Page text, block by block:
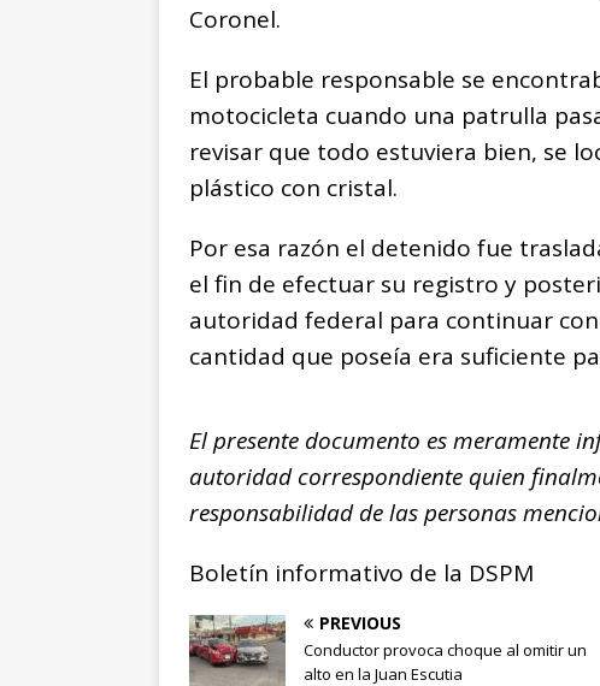
Coronel.
El probable responsable se
motocicleta cuando una patrulla
revisar que todo estuviera bien, se
plástico con cristal.
Por esa razón el detenido fue
el fin de efectuar su registro y
autoridad federal para continuar
cantidad que poseía era suficiente
El presente documento es meramente
autoridad correspondiente quien
responsabilidad de las personas
Boletín informativo de la DSPM
PREVIOUS
Conductor provoca choque al omitir un
alto en la Juan Escutia